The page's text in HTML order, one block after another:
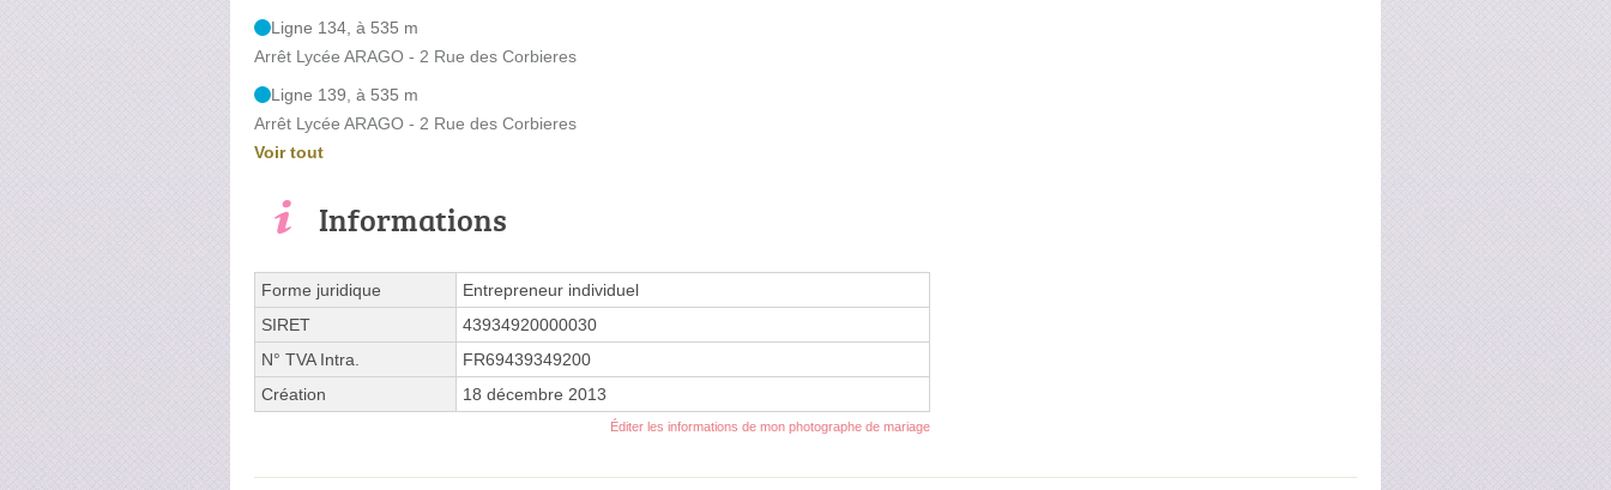
Ligne 134, à 535 m
Arrêt Lycée ARAGO - 2 Rue des Corbieres
Ligne 139, à 535 m
Arrêt Lycée ARAGO - 2 Rue des Corbieres
Voir tout
Informations
Forme juridique
Entrepreneur individuel
SIRET
43934920000030
N° TVA Intra.
FR69439349200
Création
18 décembre 2013
Éditer les informations de mon photographe de mariage